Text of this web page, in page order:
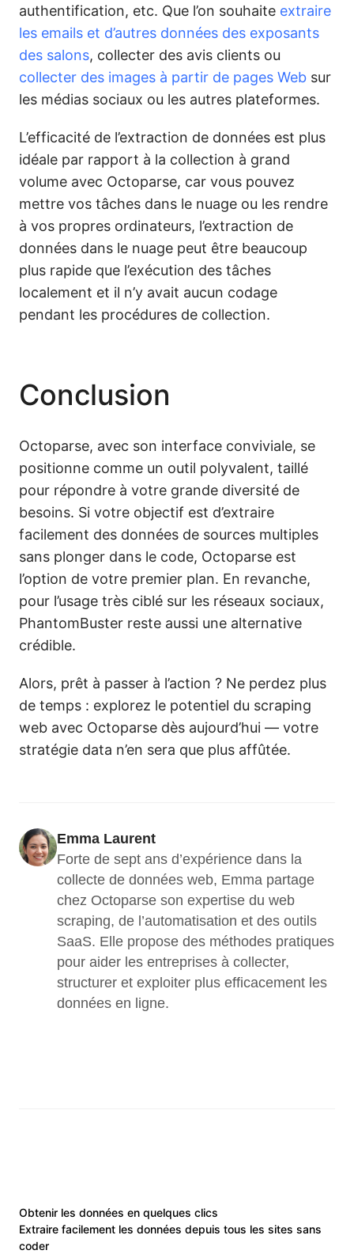
authentification, etc. Que l’on souhaite extraire
les emails et d’autres données des exposants
des salons, collecter des avis clients ou
collecter des images à partir de pages Web sur
les médias sociaux ou les autres plateformes.
L’efficacité de l’extraction de données est plus
idéale par rapport à la collection à grand
volume avec Octoparse, car vous pouvez
mettre vos tâches dans le nuage ou les rendre
à vos propres ordinateurs, l’extraction de
données dans le nuage peut être beaucoup
plus rapide que l’exécution des tâches
localement et il n’y avait aucun codage
pendant les procédures de collection.
Conclusion
Octoparse, avec son interface conviviale, se
positionne comme un outil polyvalent, taillé
pour répondre à votre grande diversité de
besoins. Si votre objectif est d’extraire
facilement des données de sources multiples
sans plonger dans le code, Octoparse est
l’option de votre premier plan. En revanche,
pour l’usage très ciblé sur les réseaux sociaux,
PhantomBuster reste aussi une alternative
crédible.
Alors, prêt à passer à l’action ? Ne perdez plus
de temps : explorez le potentiel du scraping
web avec Octoparse dès aujourd’hui — votre
stratégie data n’en sera que plus affûtée.
Emma Laurent
Forte de sept ans d’expérience dans la
collecte de données web, Emma partage
chez Octoparse son expertise du web
scraping, de l’automatisation et des outils
SaaS. Elle propose des méthodes pratiques
pour aider les entreprises à collecter,
structurer et exploiter plus efficacement les
données en ligne.
Obtenir les données en quelques clics
Extraire facilement les données depuis tous les sites sans
coder